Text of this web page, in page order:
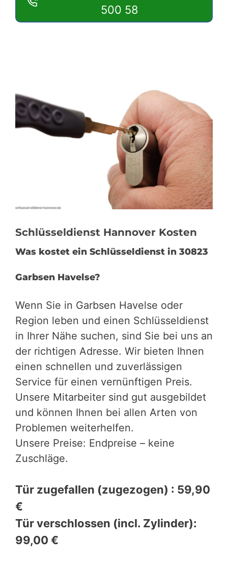
500 58
Schlüsseldienst Hannover Kosten
Was kostet ein Schlüsseldienst in 30823
Garbsen Havelse?
Wenn Sie in Garbsen Havelse oder
Region leben und einen Schlüsseldienst
in Ihrer Nähe suchen, sind Sie bei uns an
der richtigen Adresse. Wir bieten Ihnen
einen schnellen und zuverlässigen
Service für einen vernünftigen Preis.
Unsere Mitarbeiter sind gut ausgebildet
und können Ihnen bei allen Arten von
Problemen weiterhelfen.
Unsere Preise: Endpreise – keine
Zuschläge.
Tür zugefallen (zugezogen) : 59,90
€
Tür verschlossen (incl. Zylinder):
99,00 €